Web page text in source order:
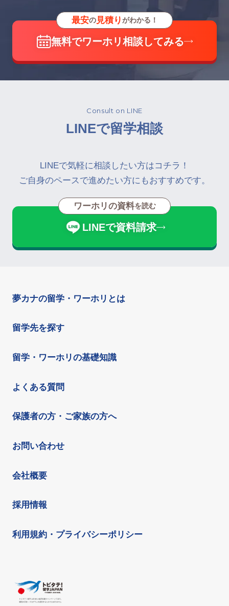
最安の見積りがわかる！
無料でワーホリ相談してみる
Consult on LINE
LINEで留学相談
LINEで気軽に相談したい方はコチラ！
ご自身のペースで進めたい方にもおすすめです。
ワーホリの資料を読む
LINEで資料請求
夢カナの留学・ワーホリとは
留学先を探す
留学・ワーホリの基礎知識
よくある質問
保護者の方・ご家族の方へ
お問い合わせ
会社概要
採用情報
利用規約・プライバシーポリシー